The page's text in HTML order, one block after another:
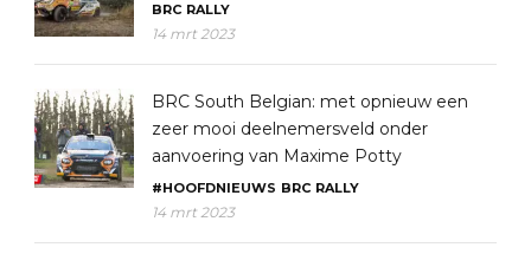
BRC RALLY
14 mrt 2023
BRC South Belgian: met opnieuw een
zeer mooi deelnemersveld onder
aanvoering van Maxime Potty
#HOOFDNIEUWS BRC RALLY
14 mrt 2023